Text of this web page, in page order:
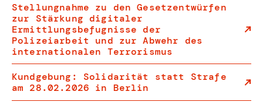
Stellungnahme zu den Gesetzentwürfen
zur Stärkung digitaler
Ermittlungsbefugnisse der
Polizeiarbeit und zur Abwehr des
internationalen Terrorismus
Kundgebung: Solidarität statt Strafe
am 28.02.2026 in Berlin